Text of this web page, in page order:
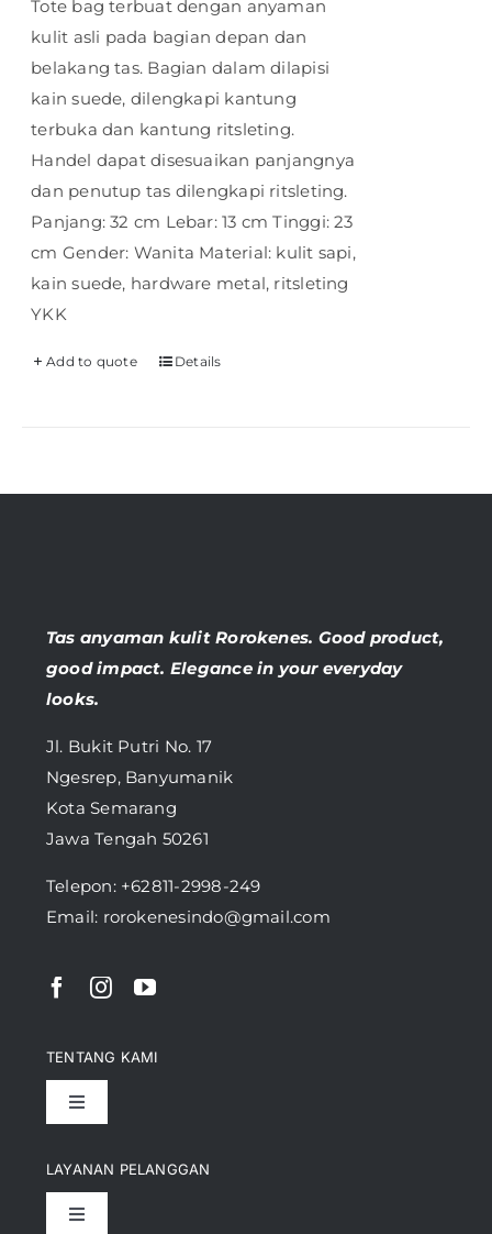
Tote bag terbuat dengan anyaman
kulit asli pada bagian depan dan
belakang tas. Bagian dalam dilapisi
kain suede, dilengkapi kantung
terbuka dan kantung ritsleting.
Handel dapat disesuaikan panjangnya
dan penutup tas dilengkapi ritsleting.
Panjang: 32 cm Lebar: 13 cm Tinggi: 23
cm Gender: Wanita Material: kulit sapi,
kain suede, hardware metal, ritsleting
YKK
Add to quote Details
Tas anyaman kulit Rorokenes. Good product,
good impact. Elegance in your everyday
looks.
Jl. Bukit Putri No. 17
Ngesrep, Banyumanik
Kota Semarang
Jawa Tengah 50261
Telepon: +62811-2998-249
Email: rorokenesindo@gmail.com
LAYANAN PELANGGAN
Toggle
TENTANG KAMI
Toggle
Pencapaian